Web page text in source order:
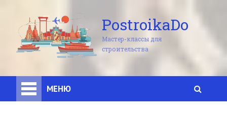
PostroikaDo
Мастер-классы для
строительства
МЕНЮ